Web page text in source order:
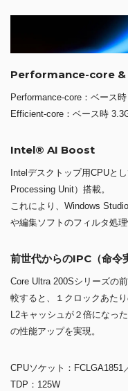
Performance-core
Performance-core：ベース
Efficient-core：ベース時
Intel® AI Boost
Intelデスクトップ用CPUと
Processing Unit）搭載。
これにより、Windows
や編集ソフトのフィルタ処理
前世代からのIPC（命令
Core Ultra 200Sシリーズの
較すると、１クロックあた
L2キャッシュが２倍になっ
の性能アップを実現。
CPUソケット：FCLGA1851
TDP：125W